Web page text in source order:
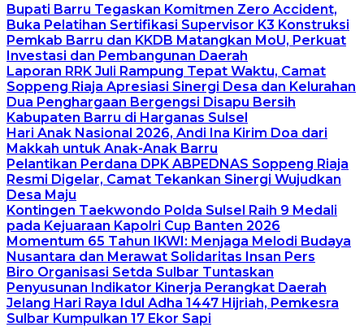
Bupati Barru Tegaskan Komitmen Zero Accident,
Buka Pelatihan Sertifikasi Supervisor K3 Konstruksi
Pemkab Barru dan KKDB Matangkan MoU, Perkuat
Investasi dan Pembangunan Daerah
Laporan RRK Juli Rampung Tepat Waktu, Camat
Soppeng Riaja Apresiasi Sinergi Desa dan Kelurahan
Dua Penghargaan Bergengsi Disapu Bersih
Kabupaten Barru di Harganas Sulsel
Hari Anak Nasional 2026, Andi Ina Kirim Doa dari
Makkah untuk Anak-Anak Barru
Pelantikan Perdana DPK ABPEDNAS Soppeng Riaja
Resmi Digelar, Camat Tekankan Sinergi Wujudkan
Desa Maju
Kontingen Taekwondo Polda Sulsel Raih 9 Medali
pada Kejuaraan Kapolri Cup Banten 2026
Momentum 65 Tahun IKWI: Menjaga Melodi Budaya
Nusantara dan Merawat Solidaritas Insan Pers
Biro Organisasi Setda Sulbar Tuntaskan
Penyusunan Indikator Kinerja Perangkat Daerah
Jelang Hari Raya Idul Adha 1447 Hijriah, Pemkesra
Sulbar Kumpulkan 17 Ekor Sapi